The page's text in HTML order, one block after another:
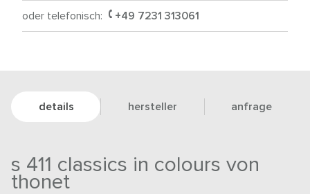
oder telefonisch: +49 7231 313061
details hersteller anfrage
s 411 classics in colours von
thonet